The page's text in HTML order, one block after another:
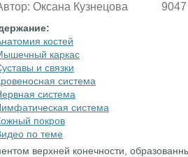
Оксана Кузнецова 9047
костей
каркас
и связки
система
система
система
покров
по теме
верхней конечности,